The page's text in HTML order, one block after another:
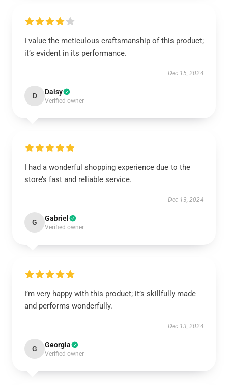
I value the meticulous craftsmanship of this product;
it’s evident in its performance.
Dec 15, 2024
D Daisy
Verified owner
I had a wonderful shopping experience due to the
store’s fast and reliable service.
Dec 13, 2024
G Gabriel
Verified owner
I’m very happy with this product; it’s skillfully made
and performs wonderfully.
Dec 13, 2024
G Georgia
Verified owner